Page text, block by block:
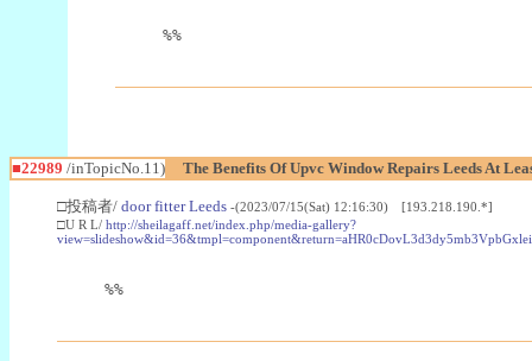
%%
■22989 /inTopicNo.11) The Benefits Of Upvc Window Repairs Leeds At
□投稿者/ door fitter Leeds -(2023/07/15(Sat) 12:16:30) [193.218.190.*]
□U R L/ http://sheilagaff.net/index.php/media-gallery?
%%